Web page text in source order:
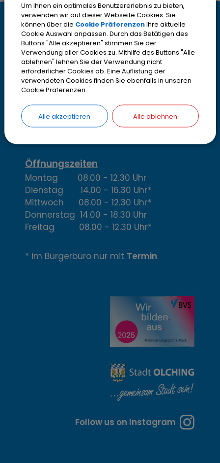
K
o
n
t
a
k
t
,
Ö
f
f
n
u
Kontakt
Stadt Olching
Rebhuhnstr. 18
82140 Olching
Telefon08142 200-2000
IBAN DE13700530700001952316
> Email oder Kontaktformular
Öffnungszeiten
Montag 08.00 - 12.30 Uhr
Dienstag 14.00 - 16.30 Uhr*
Mittwoch 08.00 - 12.30 Uhr*
Donnerstag 14.00 - 18.30 Uhr
Freitag 08.00 - 12.30 Uhr*
* im Bürgerbüro nur mit Termin
Follow us on Instagram
Um Ihnen ein optimales Benutzererlebnis zu bieten,
verwenden wir auf dieser Webseite Cookies. Sie
können über die Cookie PräferenzenIhre aktuelle
Cookie Auswahl anpassen. Durch das Betätigen des
Buttons "Alle akzeptieren" stimmen Sie der
Verwendung aller Cookies zu. Mithilfe des Buttons "Alle
ablehnen" lehnen Sie der Verwendung nicht
erforderlicher Cookies ab. Eine Auflistung der
verwendeten Cookies finden Sie ebenfalls in unseren
Cookie Präferenzen.
Alle akzeptieren Alle ablehnen